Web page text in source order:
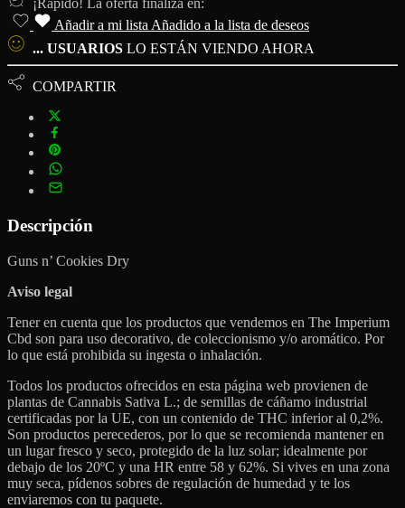
Añadir a mi lista Añadido a la lista de deseos
... USUARIOS LO ESTÁN VIENDO AHORA
COMPARTIR
Descripción
Guns n’ Cookies Dry
Aviso legal
Tener en cuenta que los productos que vendemos en The Imperium
Cbd son para uso decorativo, de coleccionismo y/o aromático. Por
lo que está prohibida su ingesta o inhalación.
Todos los productos ofrecidos en esta página web provienen de
plantas de Cannabis Sativa L.; de semillas de cáñamo industrial
certificadas por la UE, con un contenido de THC inferior al 0,2%.
Son productos perecederos, por lo que se recomienda mantener en
un lugar fresco y seco, protegido de la luz solar; idealmente por
debajo de los 20ºC y una HR entre 58 y 62%. Si vives en una zona
muy seca, pídenos sobres de regulación de humedad y te los
enviaremos con tu paquete.